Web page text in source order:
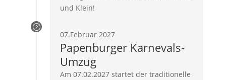
und Klein!
=
07.Februar 2027
Papenburger Karnevals-
Umzug
Am 07.02.2027 startet der traditionelle